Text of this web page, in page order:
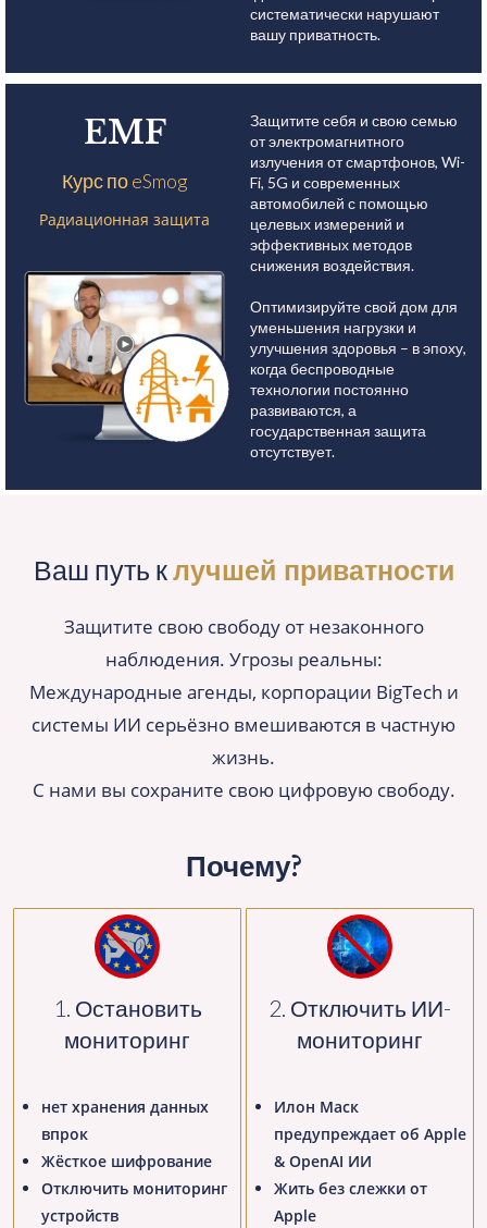
систематически нарушают
вашу приватность.
EMF
Курс по eSmog
Радиационная защита
Защитите себя и свою семью
от электромагнитного
излучения от смартфонов, Wi-
Fi, 5G и современных
автомобилей с помощью
целевых измерений и
эффективных методов
снижения воздействия.
Оптимизируйте свой дом для
уменьшения нагрузки и
улучшения здоровья – в эпоху,
когда беспроводные
технологии постоянно
развиваются, а
государственная защита
отсутствует.
Ваш путь клучшей приватности
Защитите свою свободу от незаконного
наблюдения. Угрозы реальны:
Международные агенды, корпорации BigTech и
системы ИИ серьёзно вмешиваются в частную
жизнь.
С нами вы сохраните свою цифровую свободу.
Почему?
1. Остановить
мониторинг
нет хранения данных
впрок
Жёсткое шифрование
Отключить мониторинг
устройств
2. Отключить ИИ-
мониторинг
Илон Маск
предупреждает об Apple
& OpenAI ИИ
Жить без слежки от
Apple